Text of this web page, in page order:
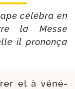
célé­bra en
la Messe
il pro­non­ça
et à véné­